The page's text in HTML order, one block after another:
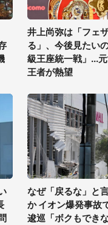
井上尚弥は「フェ
る」、今後見たい
級王座統一戦」...
王者が熱望
なぜ「戻るな」と
か イオン爆発事故
逡巡「ボクもでき